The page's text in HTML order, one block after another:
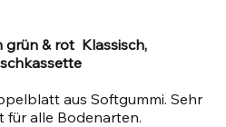
grün & rot Klassisch,
aus Softgummi. Sehr
für alle Bodenarten.